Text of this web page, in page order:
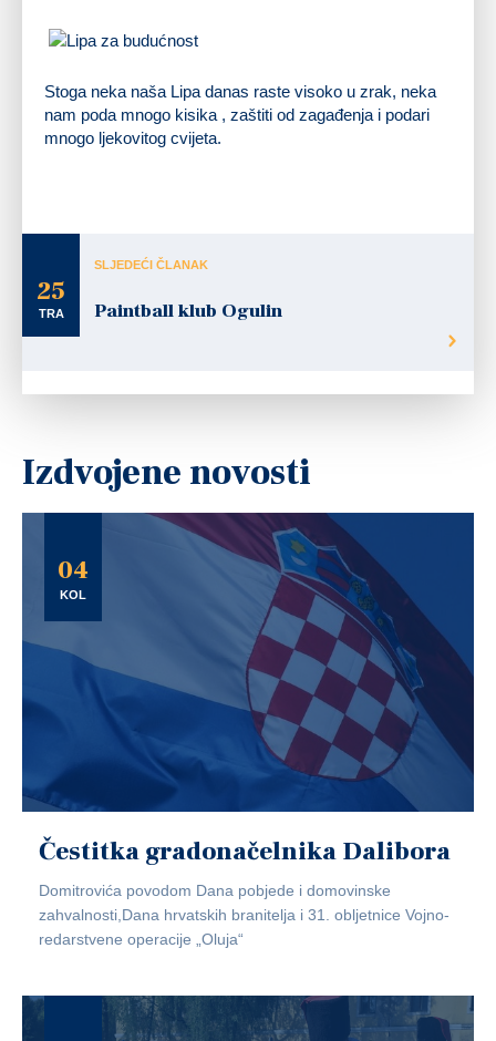
Stoga neka naša Lipa danas raste visoko u zrak, neka
nam poda mnogo kisika , zaštiti od zagađenja i podari
mnogo ljekovitog cvijeta.
25
TRA
SLJEDEĆI ČLANAK
Paintball klub Ogulin
Izdvojene novosti
04
KOL
Čestitka gradonačelnika Dalibora
Domitrovića povodom Dana pobjede i domovinske
zahvalnosti,Dana hrvatskih branitelja i 31. obljetnice Vojno-
redarstvene operacije „Oluja“